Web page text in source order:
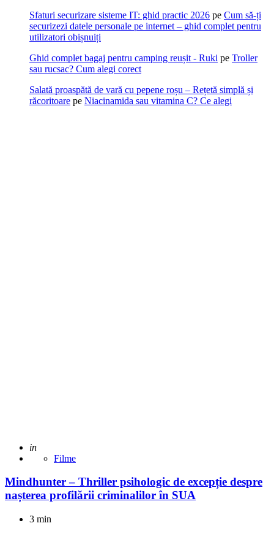
Sfaturi securizare sisteme IT: ghid practic 2026 pe Cum să-ți
securizezi datele personale pe internet – ghid complet pentru
utilizatori obișnuiți
Ghid complet bagaj pentru camping reușit - Ruki pe Troller
sau rucsac? Cum alegi corect
Salată proaspătă de vară cu pepene roșu – Rețetă simplă și
răcoritoare pe Niacinamida sau vitamina C? Ce alegi
Adaugat
in
Filme
Mindhunter – Thriller psihologic de excepție despre
nașterea profilării criminalilor în SUA
3 min